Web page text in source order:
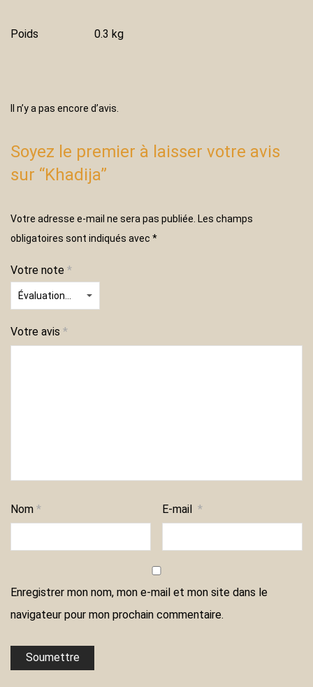
Poids 0.3 kg
Il n’y a pas encore d’avis.
Soyez le premier à laisser votre avis
sur “Khadija”
Votre adresse e-mail ne sera pas publiée. Les champs
obligatoires sont indiqués avec *
Votre note *
Votre avis *
Nom * E-mail*
Enregistrer mon nom, mon e-mail et mon site dans le
navigateur pour mon prochain commentaire.